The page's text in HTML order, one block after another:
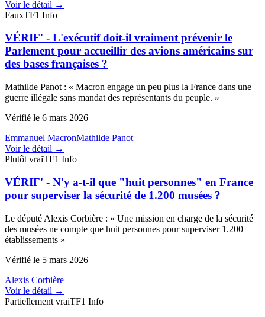
Voir le détail →
FauxTF1 Info
VÉRIF' - L'exécutif doit-il vraiment prévenir le
Parlement pour accueillir des avions américains sur
des bases françaises ?
Mathilde Panot : « Macron engage un peu plus la France dans une
guerre illégale sans mandat des représentants du peuple. »
Vérifié le 6 mars 2026
Emmanuel MacronMathilde Panot
Voir le détail →
Plutôt vraiTF1 Info
VÉRIF' - N'y a-t-il que "huit personnes" en France
pour superviser la sécurité de 1.200 musées ?
Le député Alexis Corbière : « Une mission en charge de la sécurité
des musées ne compte que huit personnes pour superviser 1.200
établissements »
Vérifié le 5 mars 2026
Alexis Corbière
Voir le détail →
Partiellement vraiTF1 Info